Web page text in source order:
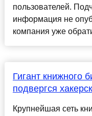
пользователей.
информация не
компания уже
Гигант книжного
подвергся
Крупнейшая сеть